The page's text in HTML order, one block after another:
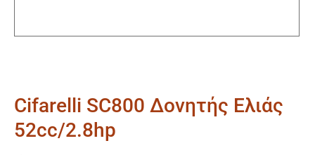
Cifarelli SC800 Δονητής Ελιάς
52cc/2.8hp